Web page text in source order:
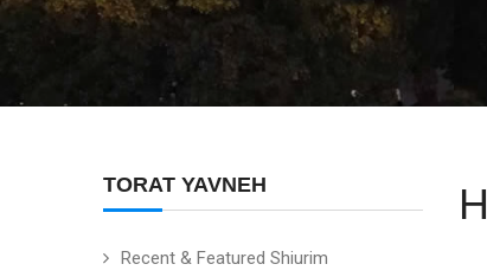
TORAT YAVNEH
Recent & Featured Shiurim